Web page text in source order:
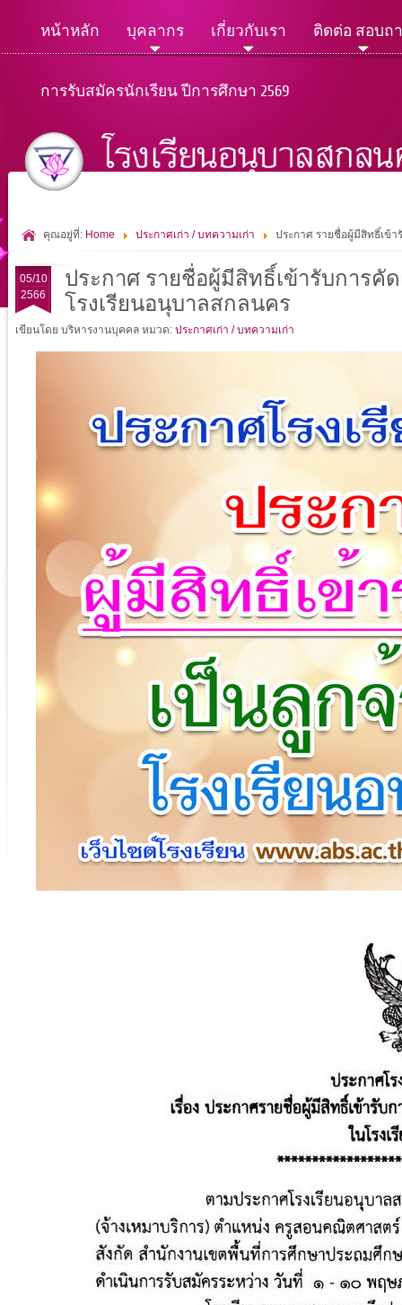
หน้าหลัก บุคลากร เกี่ยวกับเรา ติดต่อ สอบถ
การรับสมัครนักเรียน ปีการศึกษา 2569
คุณอยู่ที่: Home ประกาศเก่า / บทความเก่า ประกาศ รายชื่อผู้มีสิทธิ์เข้า
05/10
2566
ประกาศ รายชื่อผู้มีสิทธิ์เข้ารับการคั
โรงเรียนอนุบาลสกลนคร
เขียนโดย บริหารงานบุคคล หมวด: ประกาศเก่า / บทความเก่า